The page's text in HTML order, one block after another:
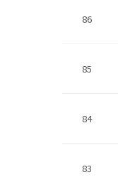
86
85
84
83